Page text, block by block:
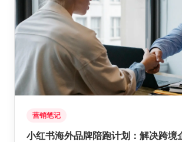
营销笔记
小红书海外品牌陪跑计划：解决跨境